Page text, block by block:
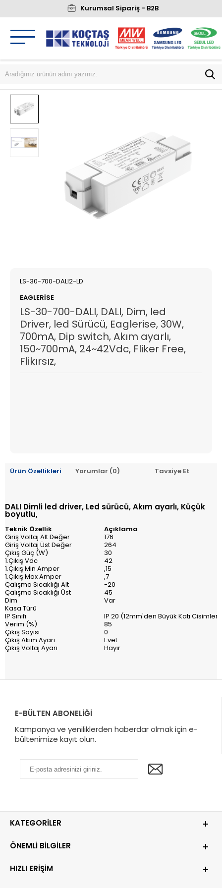
Kurumsal Sipariş - B2B
LS-30-700-DALI2-LD
EAGLERISE
LS-30-700-DALI, DALI, Dim, led
Driver, led Sürücü, Eaglerise, 30W,
700mA, Dip switch, Akım ayarlı,
150~700mA, 24~42Vdc, Fliker Free,
Flikırsız,
Ürün Özellikleri Yorumlar (0) Tavsiye Et
DALI Dimli led driver, Led sürücü, Akım ayarlı, Küçük
boyutlu,
Teknik Özellik
Açıklama
Giriş Voltaj Alt Değer
176
Giriş Voltaj Üst Değer
264
Çıkış Güç (W)
30
1.Çıkış Vdc
42
1.Çıkış Min Amper
,15
1.Çıkış Max Amper
,7
Çalışma Sıcaklığı Alt
-20
Çalışma Sıcaklığı Üst
45
Dim
Var
Kasa Türü
IP Sınıfı
IP 20 (12mm'den Büyük Katı
Verim (%)
85
Çıkış Sayısı
0
Çıkış Akım Ayarı
Evet
Çıkış Voltaj Ayarı
Hayır
E-BÜLTEN ABONELİĞİ
Kampanya ve yeniliklerden haberdar olmak için e-
bültenimize kayıt olun.
KATEGORILER
ÖNEMLI BILGILER
HIZLI ERIŞIM